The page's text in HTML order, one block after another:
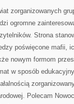
zorganizowanych
ogromne
Strona
poświęcone mafii,
nowym formom
w sposób
Polecam